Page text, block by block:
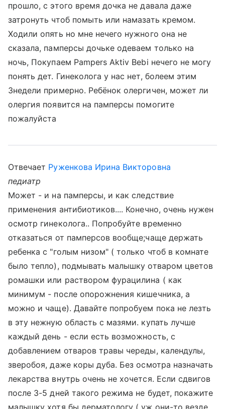
прошло, с этого время дочка не давала даже
затронуть чтоб помыть или намазать кремом.
Ходили опять но мне нечего нужного она не
сказала, памперсы дочьке одеваем только на
ночь, Покупаем Pampers Aktiv Bebi нечего не могу
понять дет. Гинеколога у нас нет, болеем этим
3недели примерно. Ребёнок олергичен, может ли
олергия появится на памперсы помогите
пожалуйста
Отвечает Руженкова Ирина Викторовна
педиатр
Может - и на памперсы, и как следствие
применения антибиотиков.... Конечно, очень нужен
осмотр гинеколога.. Попробуйте временно
отказаться от памперсов вообще;чаще держать
ребенка с "голым низом" ( только чтоб в комнате
было тепло), подмывать малышку отваром цветов
ромашки или раствором фурацилина ( как
минимум - после опорожнения кишечника, а
можно и чаще). Давайте попробуем пока не лезть
в эту нежную область с мазями. купать лучше
каждый день - если есть возможность, с
добавлением отваров травы череды, календулы,
зверобоя, даже коры дуба. Без осмотра назначать
лекарства внутрь очень не хочется. Если сдвигов
после 3-5 дней такого режима не будет, покажите
малышку хотя бы дерматологу ( уж они-то везде